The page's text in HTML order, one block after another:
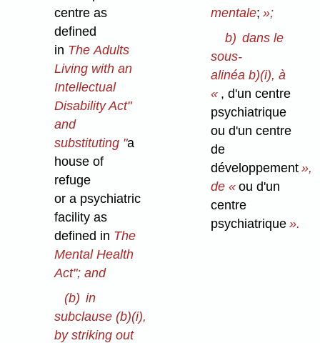
centre as
defined
in The Adults
Living with an
Intellectual
Disability Act"
and
substituting "a
house of
refuge
or a psychiatric
facility as
defined in The
Mental Health
Act"; and
(b) in
subclause (b)⁠(i),
by striking out
mentale;»;
b) dans le
sous-
alinéa b)⁠(i), à
« , d'un centre
psychiatrique
ou d'un centre
de
développement »,
de « ou d'un
centre
psychiatrique ».